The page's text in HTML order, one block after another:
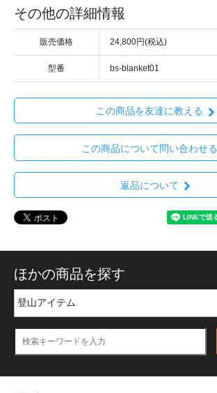
その他の詳細情報
販売価格 24,800円(税込)
型番 bs-blanket01
この商品を友達に教える
この商品について問い合わせる
返品について
ほかの商品を探す